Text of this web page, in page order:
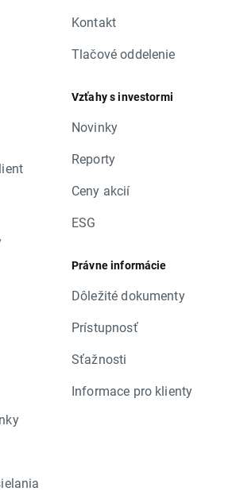
Kontakt
Tlačové oddelenie
Vzťahy s investormi
Novinky
Reporty
Ceny akcií
ESG
Právne informácie
Dôležité dokumenty
Prístupnosť
Sťažnosti
Informace pro klienty